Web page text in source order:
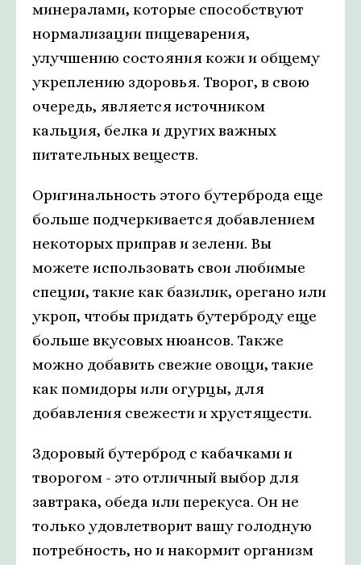
минералами, которые способствуют
нормализации пищеварения,
улучшению состояния кожи и общему
укреплению здоровья. Творог, в свою
очередь, является источником
кальция, белка и других важных
питательных веществ.
Оригинальность этого бутерброда еще
больше подчеркивается добавлением
некоторых приправ и зелени. Вы
можете использовать свои любимые
специи, такие как базилик, орегано или
укроп, чтобы придать бутерброду еще
больше вкусовых нюансов. Также
можно добавить свежие овощи, такие
как помидоры или огурцы, для
добавления свежести и хрустящести.
Здоровый бутерброд с кабачками и
творогом - это отличный выбор для
завтрака, обеда или перекуса. Он не
только удовлетворит вашу голодную
потребность, но и накормит организм